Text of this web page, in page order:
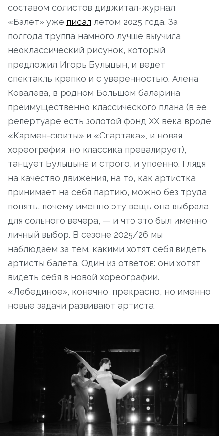
составом солистов диджитал-журнал
«Балет» уже писал летом 2025 года. За
полгода труппа намного лучше выучила
неоклассический рисунок, который
предложил Игорь Булыцын, и ведет
спектакль крепко и с уверенностью. Алена
Ковалева, в родном Большом балерина
преимущественно классического плана (в ее
репертуаре есть золотой фонд XX века вроде
«Кармен-сюиты» и «Спартака», и новая
хореография, но классика превалирует),
танцует Булыцына и строго, и упоенно. Глядя
на качество движения, на то, как артистка
принимает на себя партию, можно без труда
понять, почему именно эту вещь она выбрала
для сольного вечера, — и что это был именно
личный выбор. В сезоне 2025/26 мы
наблюдаем за тем, какими хотят себя видеть
артисты балета. Один из ответов: они хотят
видеть себя в новой хореографии.
«Лебединое», конечно, прекрасно, но именно
новые задачи развивают артиста.